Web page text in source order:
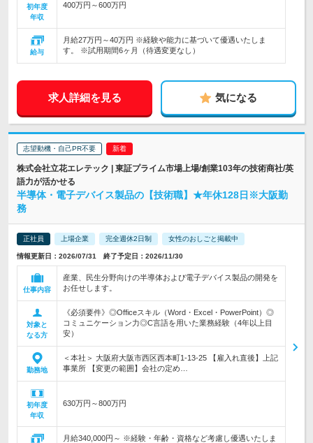
初年度
年収
400万円～600万円
給与
月給27万円～40万円 ※経験や能力に基づいて優遇いたしま
す。 ※試用期間6ヶ月（待遇変更なし）
求人詳細を見る 気になる
志望動機・自己PR不要
株式会社立花エレテック | 東証プライム市場上場/創業103年の技術商社/英
語力が活かせる
半導体・電子デバイス製品の【技術職】★年休128日※大阪勤
務
正社員 上場企業 完全週休2日制 女性のおしごと掲載中
情報更新日：2026/07/31 終了予定日：2026/11/30
仕事内容
産業、民生分野向けの半導体および電子デバイス製品の開発を
お任せします。
対象と
なる方
《必須要件》◎Officeスキル（Word・Excel・PowerPoint）◎
コミュニケーション力◎C言語を用いた業務経験（4年以上目
安）
勤務地
＜本社＞ 大阪府大阪市西区西本町1-13-25 【雇入れ直後】上記
事業所 【変更の範囲】会社の定め…
初年度
年収
630万円～800万円
月給340,000円～ ※経験・年齢・資格など考慮し優遇いたしま